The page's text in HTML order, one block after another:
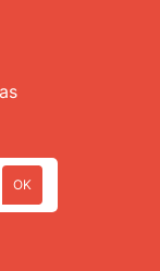
OK